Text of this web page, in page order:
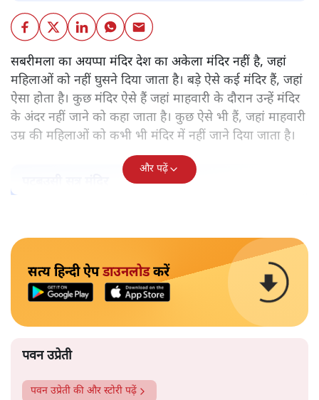
सबरीमला का अयप्पा मंदिर देश का अकेला मंदिर नहीं है, जहां
महिलाओं को नहीं घुसने दिया जाता है। बड़े ऐसे कई मंदिर हैं, जहां
ऐसा होता है। कुछ मंदिर ऐसे हैं जहां माहवारी के दौरान उन्हें मंदिर
के अंदर नहीं जाने को कहा जाता है। कुछ ऐसे भी हैं, जहां माहवारी
उम्र की महिलाओं को कभी भी मंदिर में नहीं जाने दिया जाता है।
और पढ़ें
सत्य हिन्दी ऐपडाउनलोडकरें
पवन उप्रेती
पवन उप्रेती की और स्टोरी पढ़ें